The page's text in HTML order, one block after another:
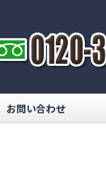
お問い合わせ